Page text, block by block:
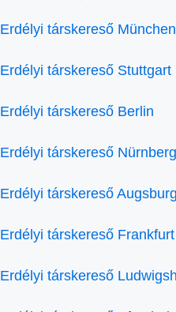
Erdélyi társkereső München
Erdélyi társkereső Stuttgart
Erdélyi társkereső Berlin
Erdélyi társkereső Nürnberg
Erdélyi társkereső Augsburg
Erdélyi társkereső
Erdélyi társkereső